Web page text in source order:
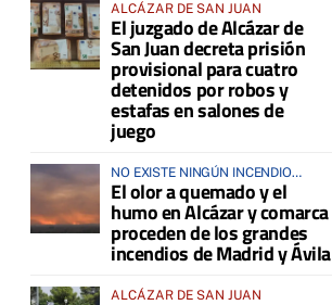
ALCÁZAR DE SAN JUAN
El juzgado de Alcázar de
San Juan decreta prisión
provisional para cuatro
detenidos por robos y
estafas en salones de
juego
NO EXISTE NINGÚN INCENDIO
ACTIVO EN LA COMARCA
El olor a quemado y el
humo en Alcázar y comarca
proceden de los grandes
incendios de Madrid y Ávila
ALCÁZAR DE SAN JUAN